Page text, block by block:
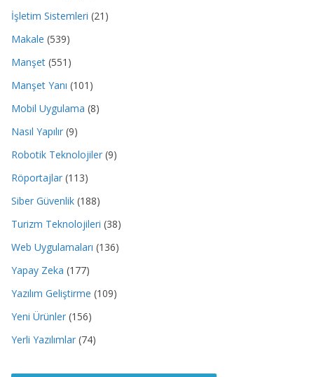
İşletim Sistemleri (21)
Makale (539)
Manşet (551)
Manşet Yanı (101)
Mobil Uygulama (8)
Nasıl Yapılır (9)
Robotik Teknolojiler (9)
Röportajlar (113)
Siber Güvenlik (188)
Turizm Teknolojileri (38)
Web Uygulamaları (136)
Yapay Zeka (177)
Yazılım Geliştirme (109)
Yeni Ürünler (156)
Yerli Yazılımlar (74)